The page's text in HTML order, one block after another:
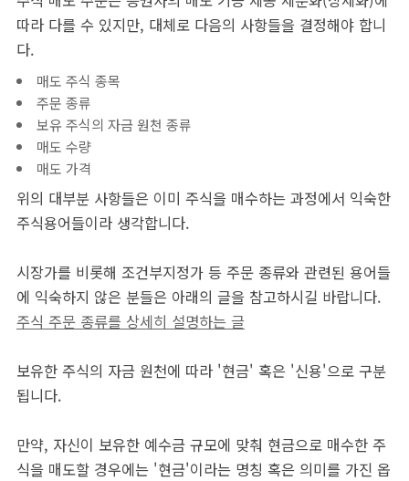
따라 다를 수 있지만, 대체로 다음의 사항들을 결정해야 합니
다.
매도 주식 종목
주문 종류
보유 주식의 자금 원천 종류
매도 수량
매도 가격
위의 대부분 사항들은 이미 주식을 매수하는 과정에서 익숙한
주식용어들이라 생각합니다.
시장가를 비롯해 조건부지정가 등 주문 종류와 관련된 용어들
에 익숙하지 않은 분들은 아래의 글을 참고하시길 바랍니다.
주식 주문 종류를 상세히 설명하는 글
보유한 주식의 자금 원천에 따라 '현금' 혹은 '신용'으로 구분
됩니다.
만약, 자신이 보유한 예수금 규모에 맞춰 현금으로 매수한 주
식을 매도할 경우에는 '현금'이라는 명칭 혹은 의미를 가진 옵